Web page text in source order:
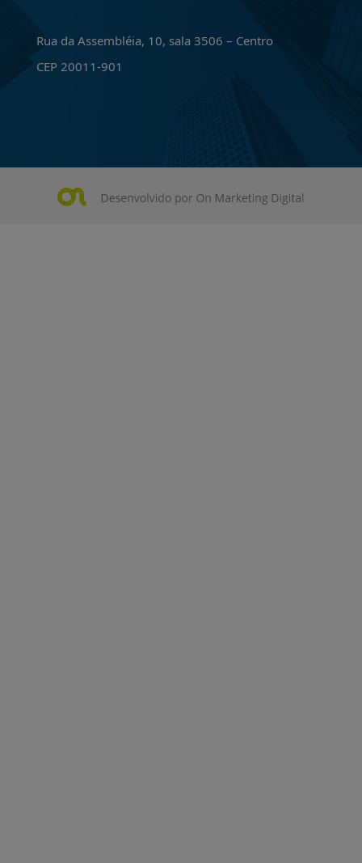
Rua da Assembléia, 10, sala 3506 – Centro
CEP 20011-901